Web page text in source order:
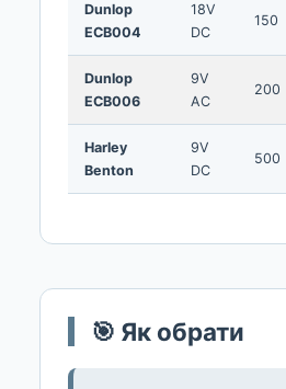
Dunlop
ECB004
18V
DC
150
Dunlop
ECB006
9V
AC
200
Harley
Benton
9V
DC
500
🎯 Як обрати